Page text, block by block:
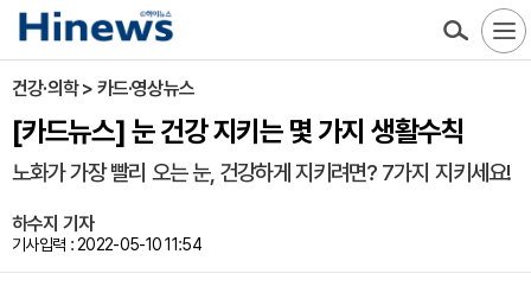
건강·의학 > 카드·영상뉴스
[카드뉴스] 눈 건강 지키는 몇 가지 생활수칙
노화가 가장 빨리 오는 눈, 건강하게 지키려면? 7가지 지키세요!
하수지 기자
기사입력 : 2022-05-10 11:54